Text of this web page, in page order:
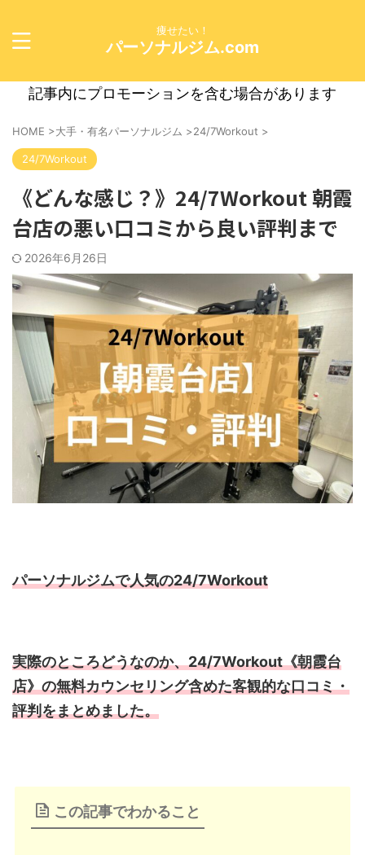
痩せたい！
パーソナルジム.com
記事内にプロモーションを含む場合があります
HOME >大手・有名パーソナルジム >24/7Workout >
24/7Workout
《どんな感じ？》24/7Workout 朝霞
台店の悪い口コミから良い評判まで
2026年6月26日
パーソナルジムで人気の24/7Workout
実際のところどうなのか、24/7Workout《朝霞台
店》の無料カウンセリング含めた客観的な口コミ・
評判をまとめました。
この記事でわかること